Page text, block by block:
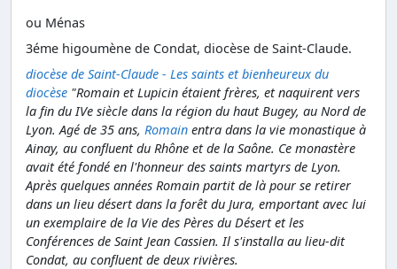
ou Ménas
3éme higoumène de Condat, diocèse de Saint-Claude.
diocèse de Saint-Claude - Les saints et bienheureux du
diocèse "Romain et Lupicin étaient frères, et naquirent vers
la fin du IVe siècle dans la région du haut Bugey, au Nord de
Lyon. Agé de 35 ans, Romain entra dans la vie monastique à
Ainay, au confluent du Rhône et de la Saône. Ce monastère
avait été fondé en l'honneur des saints martyrs de Lyon.
Après quelques années Romain partit de là pour se retirer
dans un lieu désert dans la forêt du Jura, emportant avec lui
un exemplaire de la Vie des Pères du Désert et les
Conférences de Saint Jean Cassien. Il s'installa au lieu-dit
Condat, au confluent de deux rivières.